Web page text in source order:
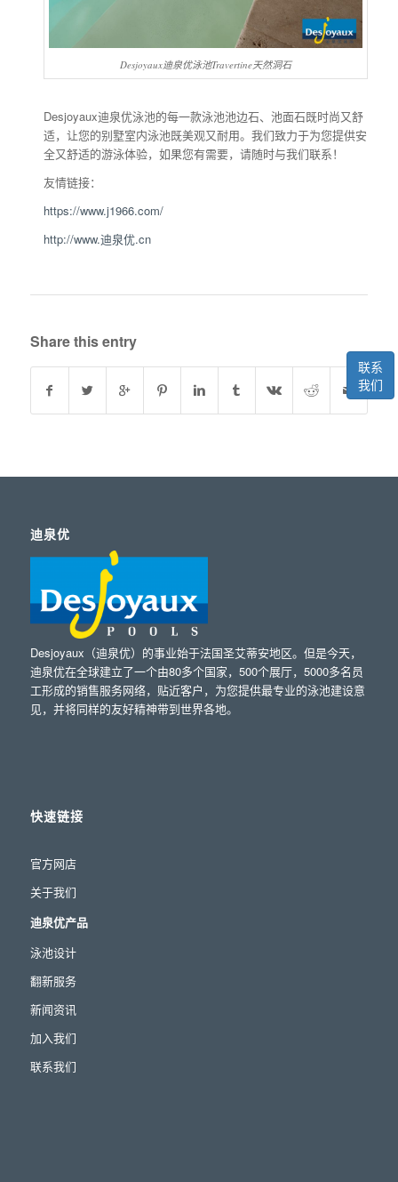
联系
我们
Desjoyaux迪泉优泳池Travertine天然洞石
Desjoyaux迪泉优泳池的每一款泳池池边石、池面石既时尚又舒
适，让您的别墅室内泳池既美观又耐用。我们致力于为您提供安
全又舒适的游泳体验，如果您有需要，请随时与我们联系！
友情链接：
https://www.j1966.com/
http://www.迪泉优.cn
Share this entry
迪泉优
Desjoyaux（迪泉优）的事业始于法国圣艾蒂安地区。但是今天，
迪泉优在全球建立了一个由80多个国家，500个展厅，5000多名员
工形成的销售服务网络，贴近客户，为您提供最专业的泳池建设意
见，并将同样的友好精神带到世界各地。
快速链接
官方网店
关于我们
迪泉优产品
泳池设计
翻新服务
新闻资讯
加入我们
联系我们